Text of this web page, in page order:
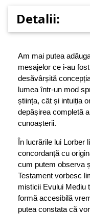
Detalii:
Am mai putea
mesajelor ce i-au
desăvârșită
lumea într-un mod
știința, cât și intuiția
depășirea completă
cunoașterii.
În lucrările lui Lorber
concordanță cu
cum putem observa
Testament vorbesc
misticii Evului Mediu
formă accesibilă
putea constata că